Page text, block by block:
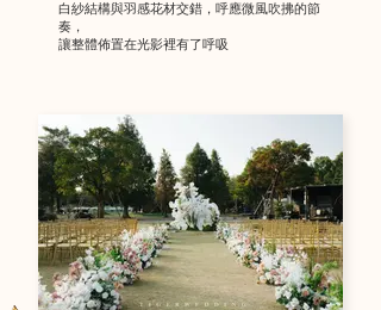
白紗結構與羽感花材交錯，呼應微風吹拂的節
奏，
讓整體佈置在光影裡有了呼吸